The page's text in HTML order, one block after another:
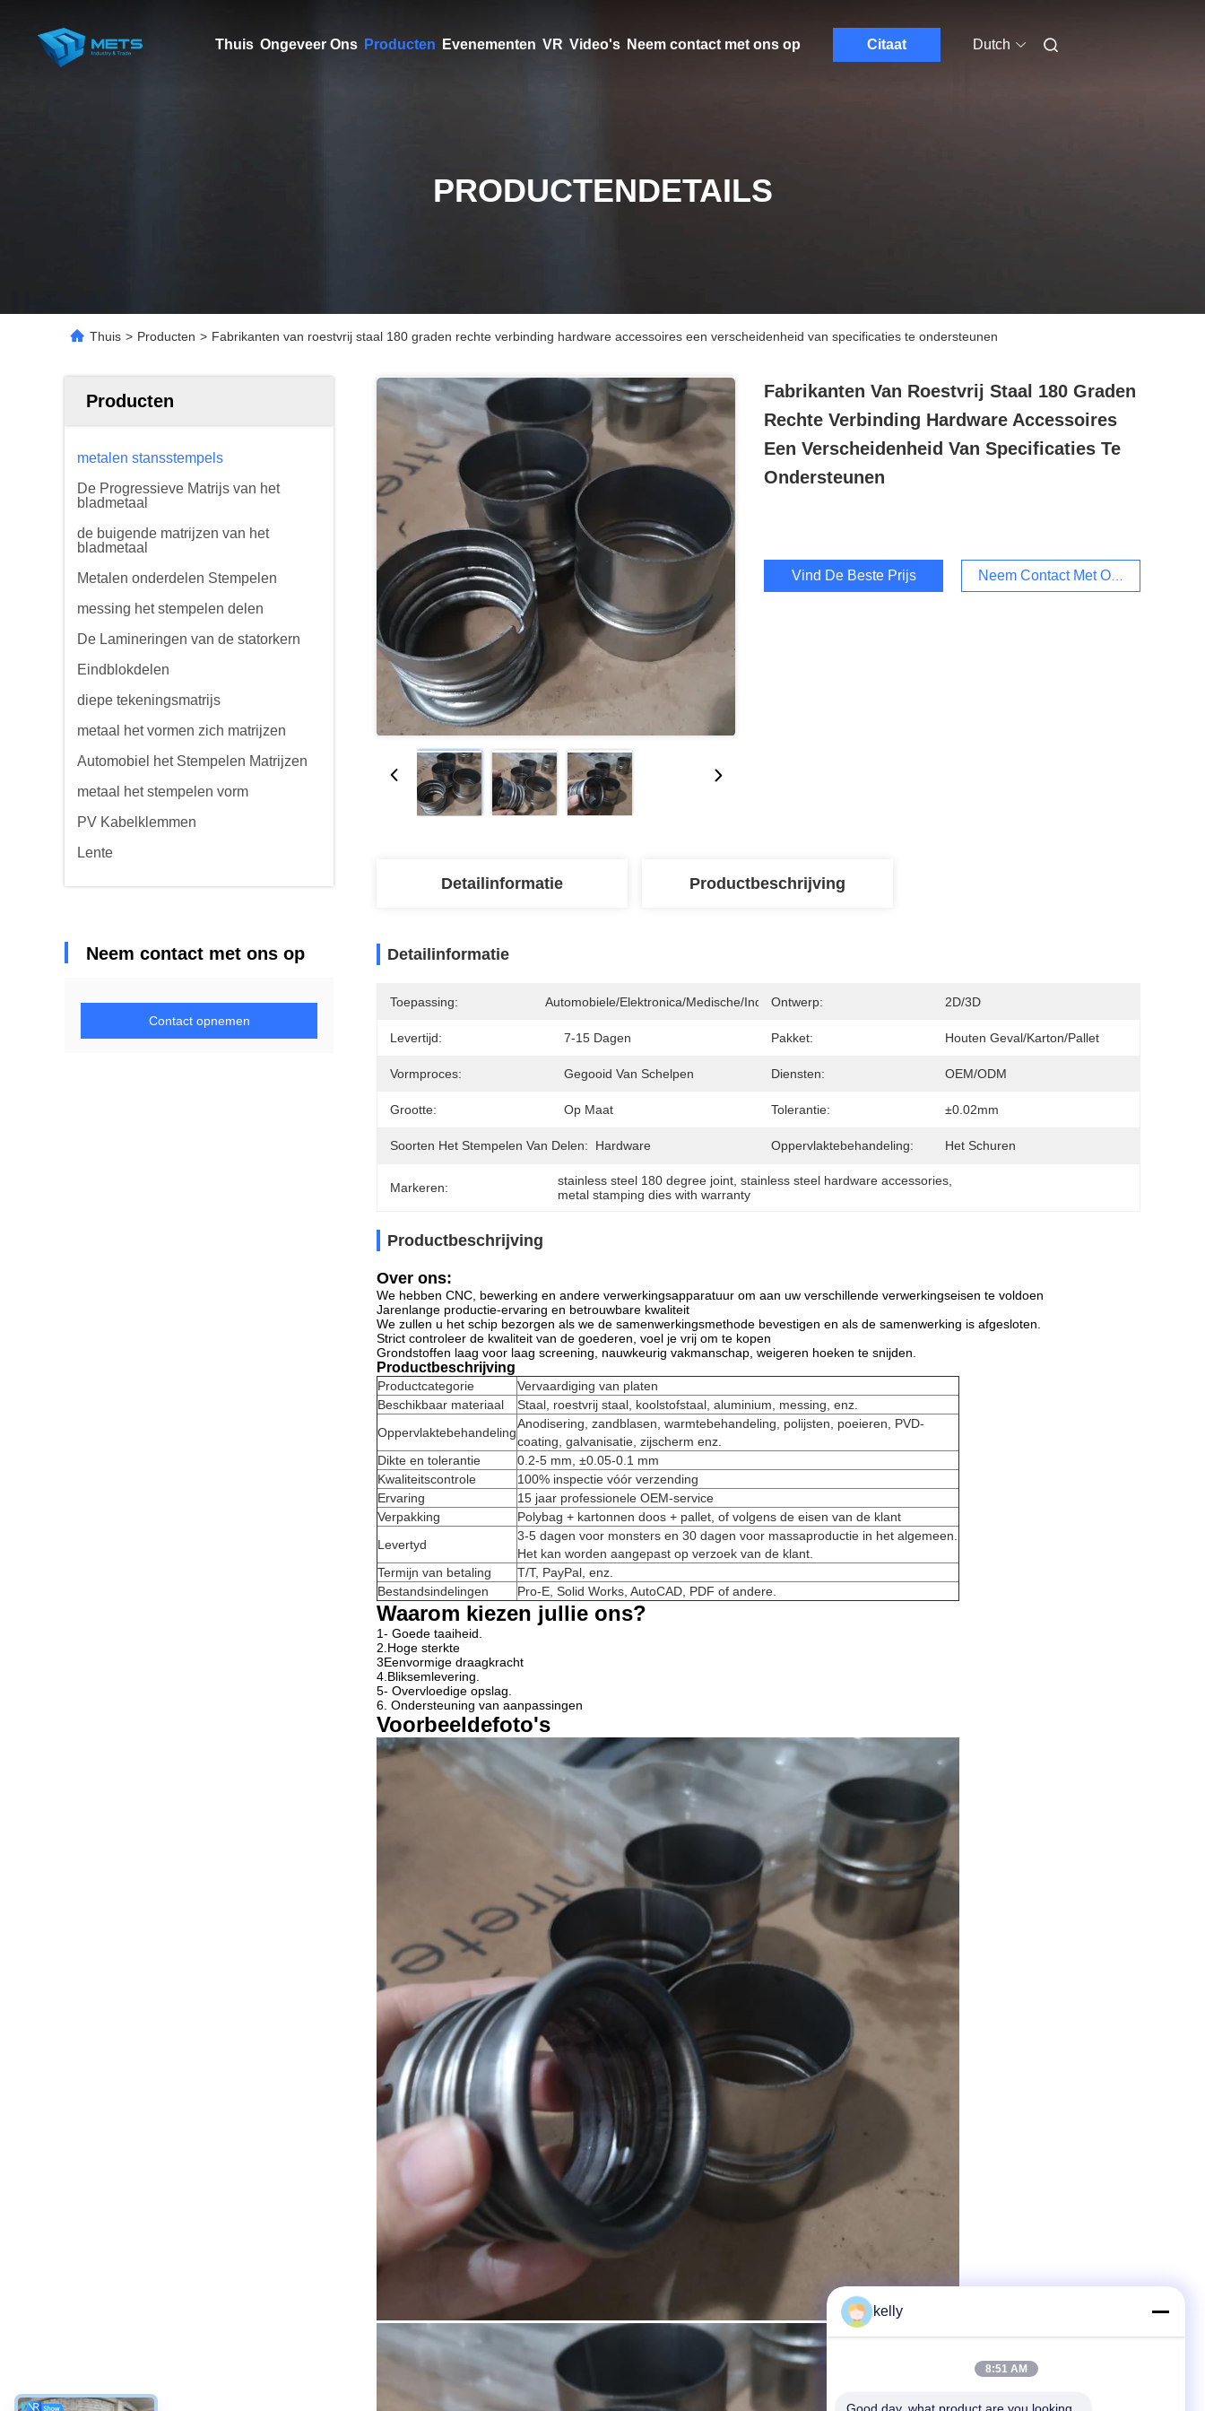
Thuis Ongeveer Ons Producten Evenementen VR Video's Neem contact met ons op Citaat Dutch
PRODUCTENDETAILS
Thuis > Producten > Fabrikanten van roestvrij staal 180 graden rechte verbinding hardware accessoires een verscheidenheid van specificaties te ondersteunen
Producten
metalen stansstempels
De Progressieve Matrijs van het
bladmetaal
de buigende matrijzen van het
bladmetaal
Metalen onderdelen Stempelen
messing het stempelen delen
De Lamineringen van de statorkern
Eindblokdelen
diepe tekeningsmatrijs
metaal het vormen zich matrijzen
Automobiel het Stempelen Matrijzen
metaal het stempelen vorm
PV Kabelklemmen
Lente
Neem contact met ons op
Contact opnemen
Fabrikanten Van Roestvrij Staal 180 Graden
Rechte Verbinding Hardware Accessoires
Een Verscheidenheid Van Specificaties Te
Ondersteunen
Vind De Beste Prijs Neem Contact Met Ons Op
Detailinformatie Productbeschrijving
Detailinformatie
Toepassing: Automobiele/elektronica/medische/industrieOntwerp: 2D/3D
Levertijd: 7-15 Dagen Pakket: Houten Geval/Karton/Pallet
Vormproces: Gegooid Van Schelpen Diensten: OEM/ODM
Grootte: Op Maat Tolerantie: ±0.02mm
Soorten Het Stempelen Van Delen: Hardware Oppervlaktebehandeling: Het Schuren
Markeren: stainless steel 180 degree joint , stainless steel hardware accessories
metal stamping dies with warranty
Productbeschrijving
Over ons:
We hebben CNC, bewerking en andere verwerkingsapparatuur om aan uw verschillende verwerkingseisen te voldoen
Jarenlange productie-ervaring en betrouwbare kwaliteit
We zullen u het schip bezorgen als we de samenwerkingsmethode bevestigen en als de samenwerking is afgesloten.
Strict controleer de kwaliteit van de goederen, voel je vrij om te kopen
Grondstoffen laag voor laag screening, nauwkeurig vakmanschap, weigeren hoeken te snijden.
Productbeschrijving
Productcategorie
Vervaardiging van platen
Beschikbaar materiaal
Staal, roestvrij staal, koolstofstaal, aluminium, messing, enz.
Oppervlaktebehandeling
Anodisering, zandblasen, warmtebehandeling, polijsten, poeieren, PVD-
coating, galvanisatie, zijscherm enz.
Dikte en tolerantie
0.2-5 mm, ±0.05-0.1 mm
Kwaliteitscontrole
100% inspectie vóór verzending
Ervaring
15 jaar professionele OEM-service
Verpakking
Polybag + kartonnen doos + pallet, of volgens de eisen van de klant
Levertyd
3-5 dagen voor monsters en 30 dagen voor massaproductie in het algemeen.
Het kan worden aangepast op verzoek van de klant.
Termijn van betaling
T/T, PayPal, enz.
Bestandsindelingen
Pro-E, Solid Works, AutoCAD, PDF of andere.
Waarom kiezen jullie ons?
1- Goede taaiheid.
2.Hoge sterkte
3Eenvormige draagkracht
4.Bliksemlevering.
5- Overvloedige opslag.
6. Ondersteuning van aanpassingen
Voorbeeldefoto's
kelly
8:51 AM